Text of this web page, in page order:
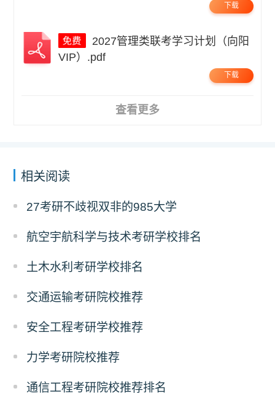
下载
VIP）.pdf
下载
查看更多
相关阅读
27考研不歧视双非的985大学
航空宇航科学与技术考研学校排名
土木水利考研学校排名
交通运输考研院校推荐
安全工程考研学校推荐
力学考研院校推荐
通信工程考研院校推荐排名